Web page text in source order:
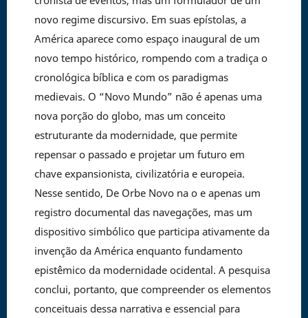
novo regime discursivo. Em suas epístolas, a
América aparece como espaço inaugural de um
novo tempo histórico, rompendo com a tradiça o
cronológica bíblica e com os paradigmas
medievais. O “Novo Mundo” não é apenas uma
nova porção do globo, mas um conceito
estruturante da modernidade, que permite
repensar o passado e projetar um futuro em
chave expansionista, civilizatória e europeia.
Nesse sentido, De Orbe Novo na o e apenas um
registro documental das navegações, mas um
dispositivo simbólico que participa ativamente da
invenção da América enquanto fundamento
epistêmico da modernidade ocidental. A pesquisa
conclui, portanto, que compreender os elementos
conceituais dessa narrativa e essencial para